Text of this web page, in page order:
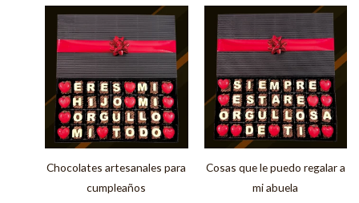
Chocolates artesanales para
cumpleaños
Cosas que le puedo regalar a
mi abuela